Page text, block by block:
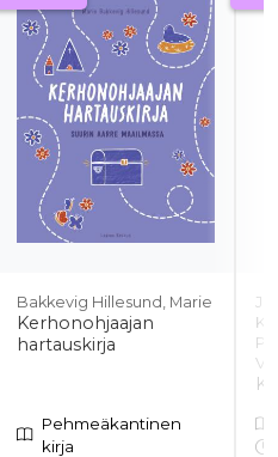
Bakkevig Hillesund, Marie
Kerhonohjaajan
hartauskirja
Pehmeäkantinen
kirja